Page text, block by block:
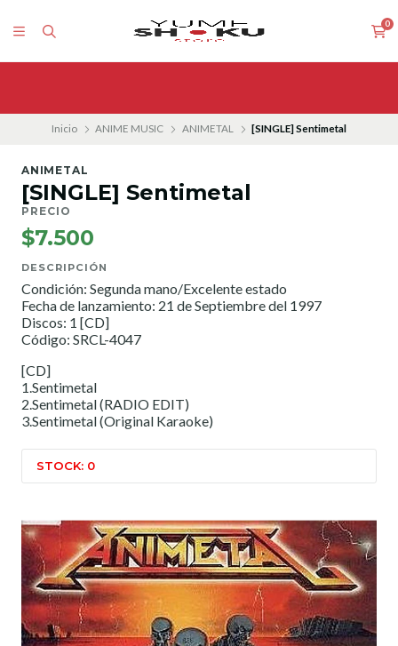
0
Inicio ANIME MUSIC ANIMETAL [SINGLE] Sentimetal
ANIMETAL
[SINGLE] Sentimetal
PRECIO
$7.500
DESCRIPCIÓN
Condición: Segunda mano/Excelente estado
Fecha de lanzamiento: 21 de Septiembre del 1997
Discos: 1 [CD]
Código: SRCL-4047
[CD]
1.Sentimetal
2.Sentimetal (RADIO EDIT)
3.Sentimetal (Original Karaoke)
STOCK: 0